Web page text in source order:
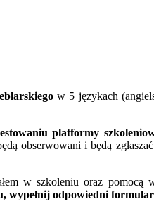
w 5 językach
platformy
obserwowani i będą
w szkoleniu oraz pomocą
wypełnij odpowiedni